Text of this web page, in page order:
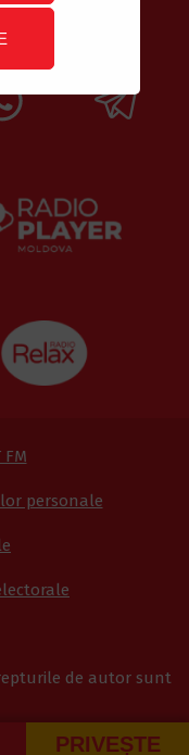
PRIVEȘTE
de autor sunt
personale